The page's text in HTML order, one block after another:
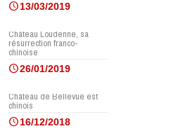
13/03/2019
Château Loudenne, sa
résurrection franco-
chinoise
26/01/2019
Château de Bellevue est
chinois
16/12/2018